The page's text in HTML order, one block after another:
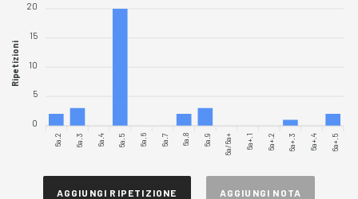
20
15
10
5
0
Ripetizioni
6a.2 6a.3 6a.4 6a.5 6a.6 6a.7 6a.8 6a.9 6a/6a+ 6a+.1 6a+.2 6a+.3 6a+.4 6a+.5
AGGIUNGI RIPETIZIONE AGGIUNGI NOTA